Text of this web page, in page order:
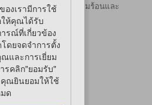
งาน เก็บให้ห่างจากความร้อนและ
องเรามีการใช้
ให้คุณได้รับ
รณ์ที่เกี่ยวข้อง
ดยจดจำการตั้ง
และการเยี่ยม
รคลิก"ยอมรับ"
ณยินยอมให้ใช้
ด